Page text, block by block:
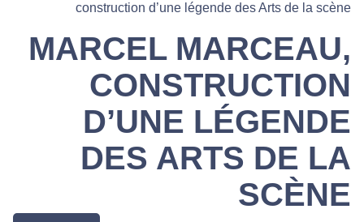
construction d’une légende des Arts de la scène
MARCEL MARCEAU,
CONSTRUCTION
D’UNE LÉGENDE
DES ARTS DE LA
SCÈNE